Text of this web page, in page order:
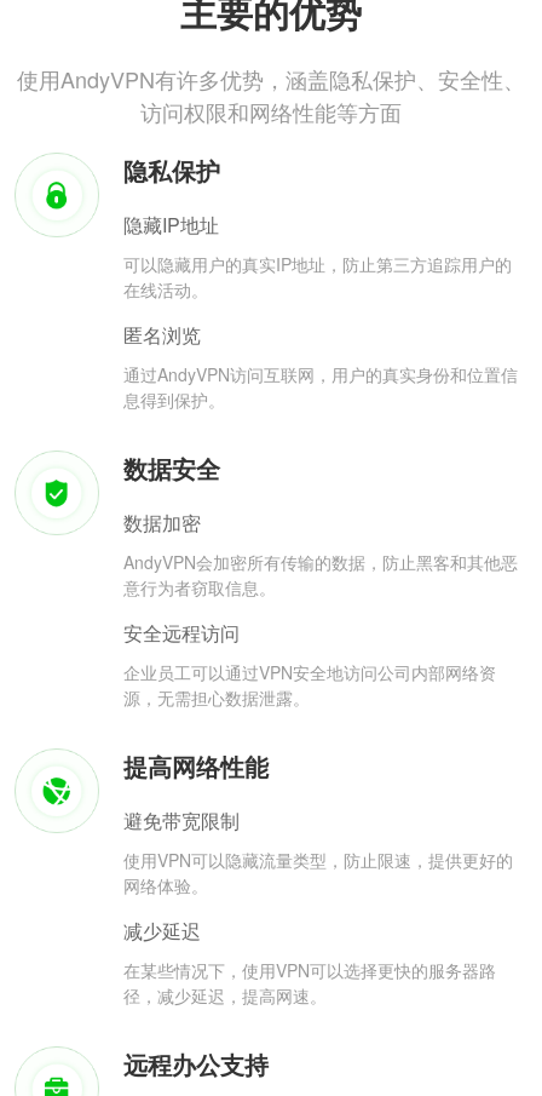
主要的优势
使用AndyVPN有许多优势，涵盖隐私保护、安全性、
访问权限和网络性能等方面
隐私保护
隐藏IP地址
可以隐藏用户的真实IP地址，防止第三方追踪用户的
在线活动。
匿名浏览
通过AndyVPN访问互联网，用户的真实身份和位置信
息得到保护。
数据安全
数据加密
AndyVPN会加密所有传输的数据，防止黑客和其他恶
意行为者窃取信息。
安全远程访问
企业员工可以通过VPN安全地访问公司内部网络资
源，无需担心数据泄露。
提高网络性能
避免带宽限制
使用VPN可以隐藏流量类型，防止限速，提供更好的
网络体验。
减少延迟
在某些情况下，使用VPN可以选择更快的服务器路
径，减少延迟，提高网速。
远程办公支持